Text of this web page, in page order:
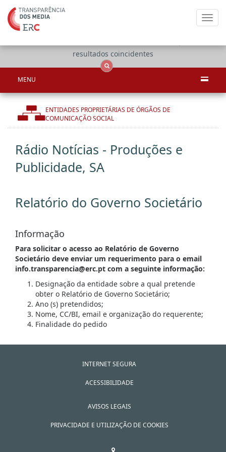
resultados coincidentes
MENU
ENTIDADES PROPRIETÁRIAS DE ÓRGÃOS DE
COMUNICAÇÃO SOCIAL
Rádio Notícias - Produções e
Publicidade, SA
Relatório do Governo Societário
Informação
Para solicitar o acesso ao Relatório de Governo
Societário deve enviar um requerimento para o email
info.transparencia@erc.pt com a seguinte informação:
Designação da entidade sobre a qual pretende
obter o Relatório de Governo Societário;
Ano (s) pretendidos;
Nome, CC/BI, email e organização do requerente;
Finalidade do pedido
INTERNET SEGURA
ACESSIBILIDADE
AVISOS LEGAIS
PRIVACIDADE E UTILIZAÇÃO DE COOKIES